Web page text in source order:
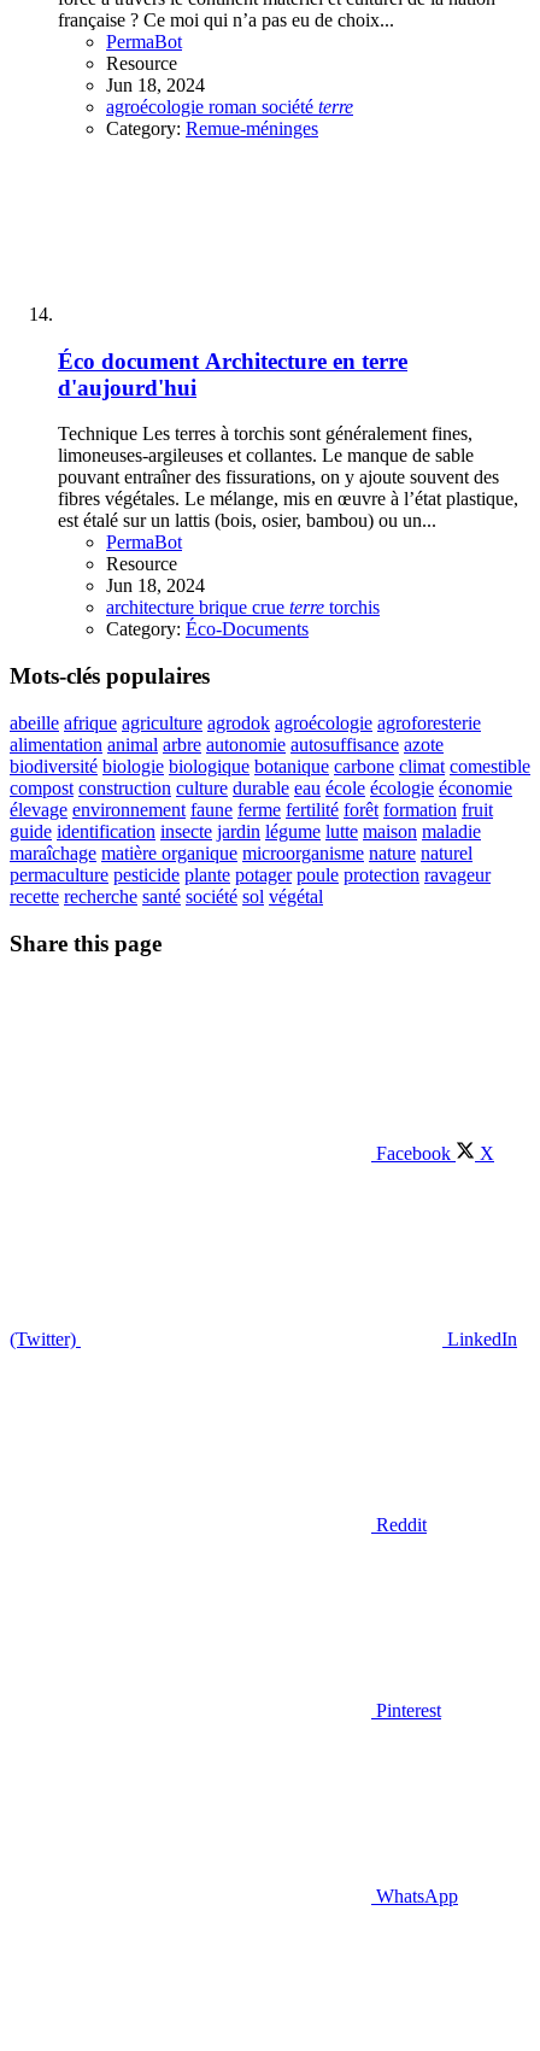
française ? Ce moi qui n’a pas eu de choix...
PermaBot
Resource
Jun 18, 2024
agroécologie roman société terre
Category: Remue-méninges
Éco document Architecture en terre
d'aujourd'hui
Technique Les terres à torchis sont généralement fines,
limoneuses-argileuses et collantes. Le manque de sable
pouvant entraîner des fissurations, on y ajoute souvent des
fibres végétales. Le mélange, mis en œuvre à l’état plastique,
est étalé sur un lattis (bois, osier, bambou) ou un...
PermaBot
Resource
Jun 18, 2024
architecture brique crue terre torchis
Category: Éco-Documents
Mots-clés populaires
abeille afrique agriculture agrodok agroécologie agroforesterie
alimentation animal arbre autonomie autosuffisance azote
biodiversité biologie biologique botanique carbone climat comestible
compost construction culture durable eau école écologie économie
élevage environnement faune ferme fertilité forêt formation fruit
guide identification insecte jardin légume lutte maison maladie
maraîchage matière organique microorganisme nature naturel
permaculture pesticide plante potager poule protection ravageur
recette recherche santé société sol végétal
Share this page
Facebook X
(Twitter) LinkedIn
Reddit
Pinterest
WhatsApp